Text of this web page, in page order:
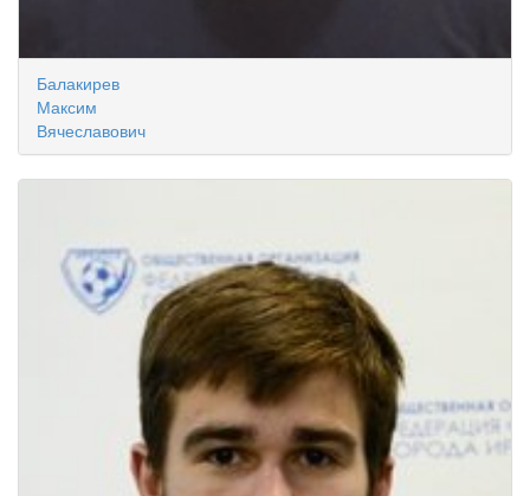
Балакирев
Максим
Вячеславович